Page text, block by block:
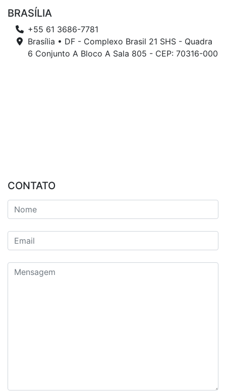
BRASÍLIA
+55 61 3686-7781
Brasília • DF - Complexo Brasil 21 SHS - Quadra
6 Conjunto A Bloco A Sala 805 - CEP: 70316-000
CONTATO